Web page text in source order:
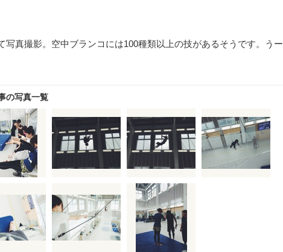
写真撮影。空中ブランコには100種類以上の技があるそうです。うー
の写真一覧